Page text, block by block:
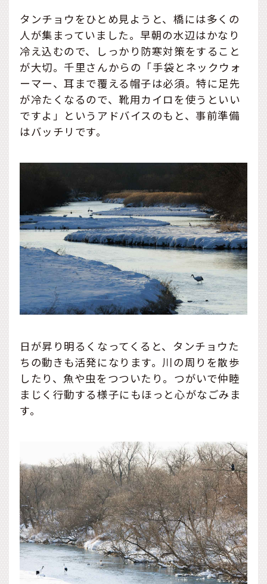
タンチョウをひとめ見ようと、橋には多くの
人が集まっていました。早朝の水辺はかなり
冷え込むので、しっかり防寒対策をすること
が大切。千里さんからの「手袋とネックウォ
ーマー、耳まで覆える帽子は必須。特に足先
が冷たくなるので、靴用カイロを使うといい
ですよ」というアドバイスのもと、事前準備
はバッチリです。
日が昇り明るくなってくると、タンチョウた
ちの動きも活発になります。川の周りを散歩
したり、魚や虫をつついたり。つがいで仲睦
まじく行動する様子にもほっと心がなごみま
す。